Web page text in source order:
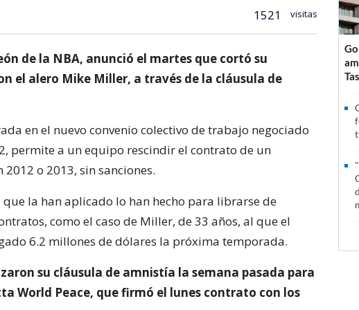
1521 visitas
de la NBA, anunció el martes que cortó su
el alero Mike Miller, a través de la cláusula de
en el nuevo convenio colectivo de trabajo negociado
permite a un equipo rescindir el contrato de un
o 2013, sin sanciones.
la han aplicado lo han hecho para librarse de
como el caso de Miller, de 33 años, al que el
6.2 millones de dólares la próxima temporada.
su cláusula de amnistía la semana pasada para
World Peace, que firmó el lunes contrato con los